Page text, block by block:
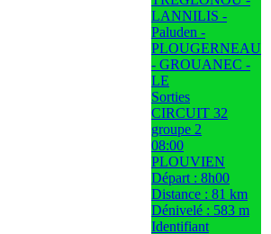
LANNILIS -
Paluden -
PLOUGERNEAU
- GROUANEC -
LE
Sorties
CIRCUIT 32
groupe 2
08:00
PLOUVIEN
Départ : 8h00
Distance : 81 km
Dénivelé : 583 m
Identifiant